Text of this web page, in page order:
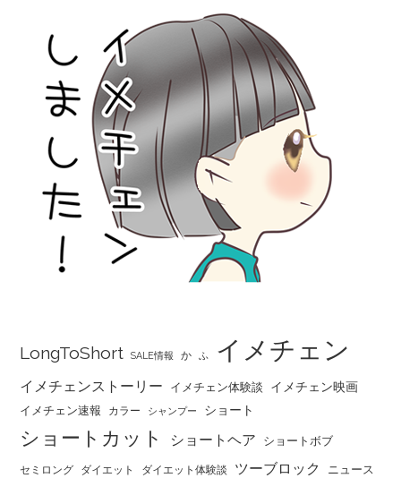
LongToShort SALE情報 か ふ イメチェン
イメチェンストーリー イメチェン体験談 イメチェン映画
イメチェン速報 カラー シャンプー ショート
ショートカット ショートヘア ショートボブ
セミロング ダイエット ダイエット体験談 ツーブロック ニュース